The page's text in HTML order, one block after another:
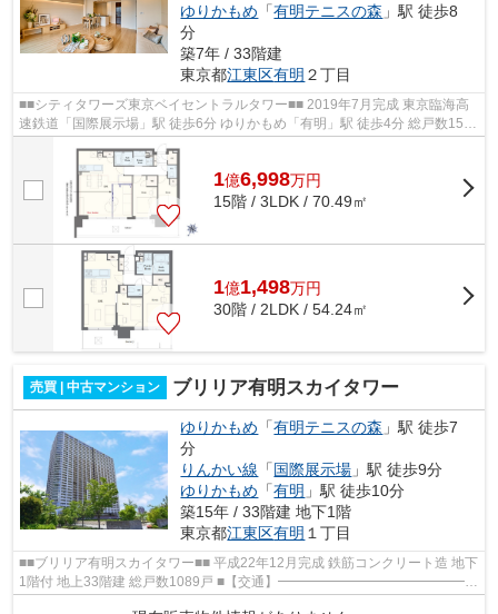
ゆりかもめ 「有明テニスの森 」駅 徒歩8
分
築7年 / 33階建
東京都江東区有明 ２丁目
■■シティタワーズ東京ベイセントラルタワー■■ 2019年7月完成 東京臨海高
速鉄道「国際展示場」駅 徒歩6分 ゆりかもめ「有明」駅 徒歩4分 総戸数1539
戸・免震構造の大規模タワーマンシ...
1億6,998万円
15階 / 3LDK / 70.49㎡
1億1,498万円
30階 / 2LDK / 54.24㎡
売買 | 中古マンション ブリリア有明スカイタワー
ゆりかもめ 「有明テニスの森 」駅 徒歩7
分
りんかい線 「国際展示場 」駅 徒歩9分
ゆりかもめ 「有明 」駅 徒歩10分
築15年 / 33階建 地下1階
東京都江東区有明 １丁目
■■ブリリア有明スカイタワー■■ 平成22年12月完成 鉄筋コンクリート造 地下
1階付 地上33階建 総戸数1089戸 ■【交通】━━━━━━━━━━━━━━━
ゆりかもめ「有明テニスの森」駅徒歩7分 東京...